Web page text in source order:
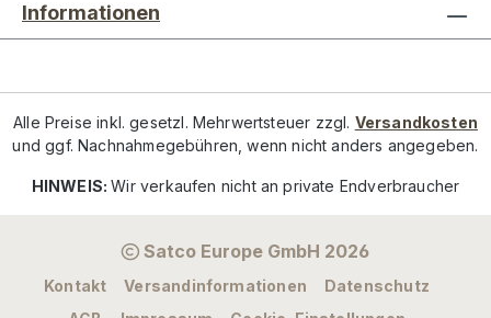
Informationen
Alle Preise inkl. gesetzl. Mehrwertsteuer zzgl. Versandkosten
und ggf. Nachnahmegebühren, wenn nicht anders angegeben.
HINWEIS:Wir verkaufen nicht an private Endverbraucher
Satco Europe GmbH 2026
Kontakt Versandinformationen
Datenschutz